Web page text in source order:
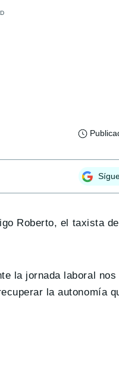
Roberto, el taxista
la jornada laboral nos
la autonomía